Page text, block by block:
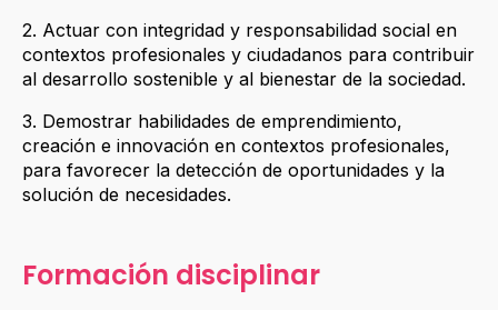
2. Actuar con integridad y responsabilidad social en
contextos profesionales y ciudadanos para contribuir
al desarrollo sostenible y al bienestar de la sociedad.
3. Demostrar habilidades de emprendimiento,
creación e innovación en contextos profesionales,
para favorecer la detección de oportunidades y la
solución de necesidades.
Formación disciplinar